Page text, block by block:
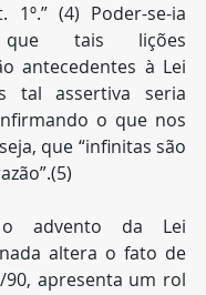
1º.” (4) Poder-se-ia
que tais lições
antecedentes à Lei
tal assertiva seria
o que nos
que “infinitas são
advento da Lei
altera o fato de
90, apresenta um rol